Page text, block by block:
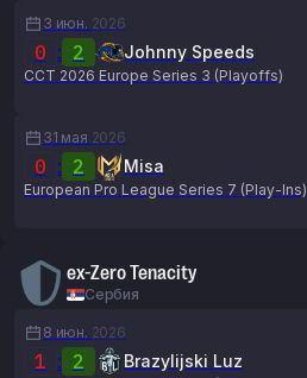
3 июн. 2026
0 : 2 Johnny Speeds
CCT 2026 Europe Series 3 (Playoffs)
31 мая 2026
0 : 2 Misa
European Pro League Series 7 (Play-Ins)
ex-Zero Tenacity
Сербия
8 июн. 2026
1 : 2 Brazylijski Luz